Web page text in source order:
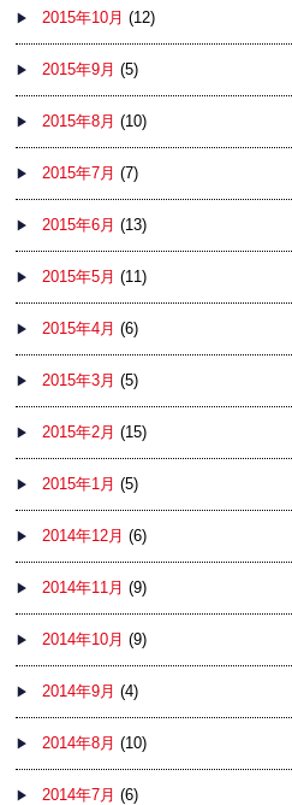
2015年10月 (12)
2015年9月 (5)
2015年8月 (10)
2015年7月 (7)
2015年6月 (13)
2015年5月 (11)
2015年4月 (6)
2015年3月 (5)
2015年2月 (15)
2015年1月 (5)
2014年12月 (6)
2014年11月 (9)
2014年10月 (9)
2014年9月 (4)
2014年8月 (10)
2014年7月 (6)